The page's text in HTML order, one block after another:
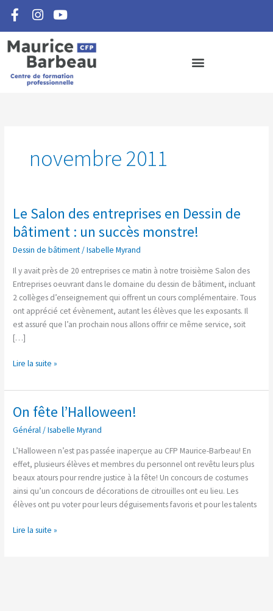
contenu
F
a
c
e
b
o
I
n
s
t
a
g
r
Y
o
u
t
u
b
e
novembre 2011
Le Salon des entreprises en Dessin de
bâtiment : un succès monstre!
Dessin de bâtiment/Isabelle Myrand
Il y avait près de 20 entreprises ce matin à notre troisième Salon des
Entreprises oeuvrant dans le domaine du dessin de bâtiment, incluant
2 collèges d’enseignement qui offrent un cours complémentaire. Tous
ont apprécié cet évènement, autant les élèves que les exposants. Il
est assuré que l’an prochain nous allons offrir ce même service, soit
[…]
Le
Salon
des
entreprises
Dessin
bâtiment
succès
monstre!
Lire la suite »
On fête l’Halloween!
Général/Isabelle Myrand
L’Halloween n’est pas passée inaperçue au CFP Maurice-Barbeau! En
effet, plusieurs élèves et membres du personnel ont revêtu leurs plus
beaux atours pour rendre justice à la fête! Un concours de costumes
ainsi qu’un concours de décorations de citrouilles ont eu lieu. Les
élèves ont pu voter pour leurs déguisements favoris et pour les talents
On
l’Halloween!
Lire la suite »